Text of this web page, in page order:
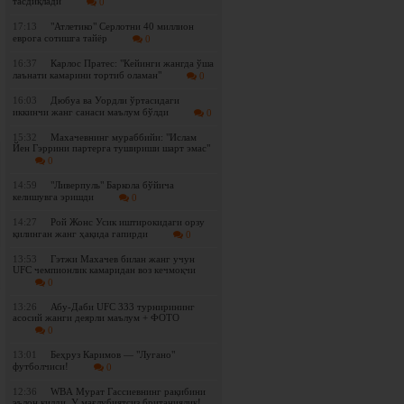
17:13
"Атлетико" Серлотни 40 миллион
еврога сотишга тайёр
0
16:37
Карлос Пратес: "Кейинги жангда ўша
лаънати камарини тортиб оламан"
0
16:03
Дюбуа ва Уордли ўртасидаги
иккинчи жанг санаси маълум бўлди
0
15:32
Махачевнинг мураббийи: "Ислам
Йен Гэррини партерга тушириши шарт эмас"
0
14:59
"Ливерпуль" Баркола бўйича
келишувга эришди
0
14:27
Рой Жонс Усик иштирокидаги орзу
қилинган жанг ҳақида гапирди
0
13:53
Гэтжи Махачев билан жанг учун
UFC чемпионлик камаридан воз кечмоқчи
0
13:26
Абу-Даби UFC 333 турнирининг
асосий жанги деярли маълум + ФОТО
0
13:01
Беҳруз Каримов — "Лугано"
футболчиси!
0
12:36
WBА Мурат Гассиевнинг рақибини